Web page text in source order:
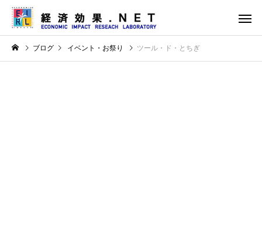
ブログ イベント・お祭り ツール・ド・とちぎ